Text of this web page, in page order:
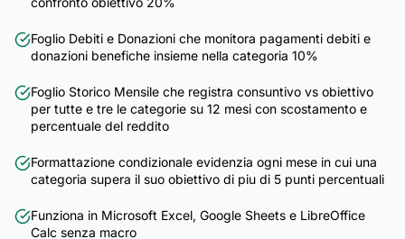
Foglio Debiti e Donazioni che monitora pagamenti debiti e
donazioni benefiche insieme nella categoria 10%
Foglio Storico Mensile che registra consuntivo vs obiettivo
per tutte e tre le categorie su 12 mesi con scostamento e
percentuale del reddito
Formattazione condizionale evidenzia ogni mese in cui una
categoria supera il suo obiettivo di piu di 5 punti percentuali
Funziona in Microsoft Excel, Google Sheets e LibreOffice
Calc senza macro